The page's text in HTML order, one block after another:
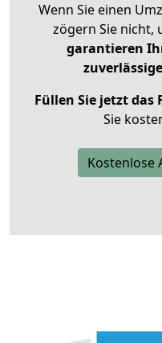
Wenn Sie einen
zögern Sie nicht,
garantieren
Füllen Sie jetzt das
Sie
Kostenlose